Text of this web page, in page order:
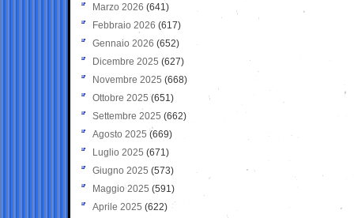
Marzo 2026 (641)
Febbraio 2026 (617)
Gennaio 2026 (652)
Dicembre 2025 (627)
Novembre 2025 (668)
Ottobre 2025 (651)
Settembre 2025 (662)
Agosto 2025 (669)
Luglio 2025 (671)
Giugno 2025 (573)
Maggio 2025 (591)
Aprile 2025 (622)